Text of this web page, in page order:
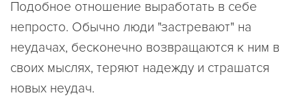
Подобное отношение выработать в себе
непросто. Обычно люди "застревают" на
неудачах, бесконечно возвращаются к ним в
своих мыслях, теряют надежду и страшатся
новых неудач.